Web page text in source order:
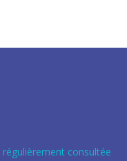
régulièrement consultée